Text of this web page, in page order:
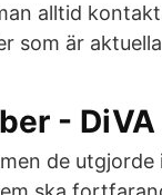
alltid
som är
- DiVA
de